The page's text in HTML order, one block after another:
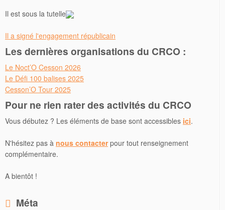
Il est sous la tutelle
Il a signé l'engagement républicain
Les dernières organisations du CRCO :
Le Noct’O Cesson 2026
Le Défi 100 balises 2025
Cesson’O Tour 2025
Pour ne rien rater des activités du CRCO
Vous débutez ? Les éléments de base sont accessibles ici.
N'hésitez pas à nous contacterpour tout renseignement
complémentaire.
A bientôt !
Méta